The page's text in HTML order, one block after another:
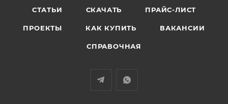
СТАТЬИ СКАЧАТЬ ПРАЙС-ЛИСТ
ПРОЕКТЫ КАК КУПИТЬ ВАКАНСИИ
СПРАВОЧНАЯ